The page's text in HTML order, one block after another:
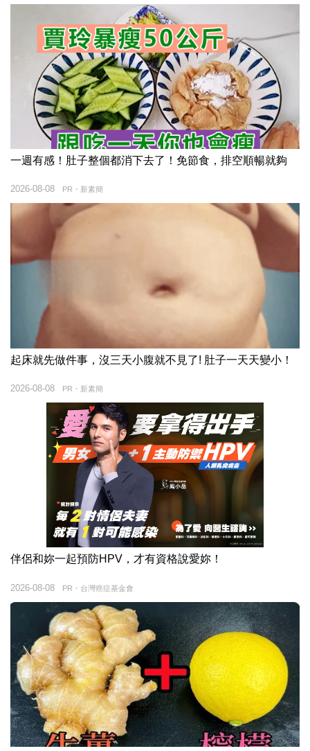
一週有感！肚子整個都消下去了！免節食，排空順暢就夠
PR・新素簡
2026-08-08
起床就先做件事，沒三天小腹就不見了! 肚子一天天變小！
PR・新素簡
2026-08-08
伴侶和妳一起預防HPV，才有資格說愛妳！
PR・台灣癌症基金會
2026-08-08